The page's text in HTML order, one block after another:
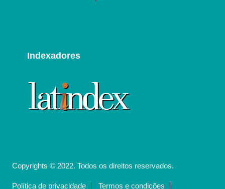
Indexadores
Copyrights © 2022. Todos os direitos reservados.
Política de privacidade Termos e condições